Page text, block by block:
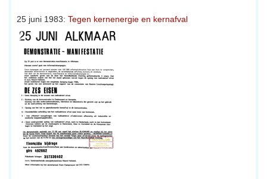
25 juni 1983: Tegen kernenergie en kernafval